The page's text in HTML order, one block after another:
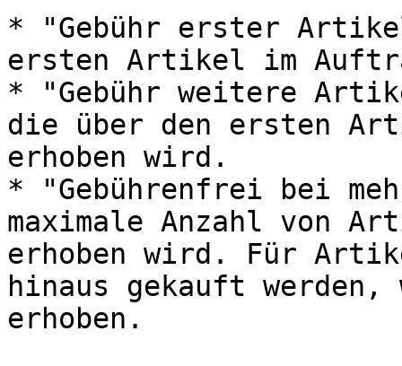
* "Gebühr erster
ersten Artikel im
* "Gebühr weitere
die über den ersten
erhoben wird.
* "Gebührenfrei bei
maximale Anzahl von
erhoben wird. Für
hinaus gekauft
erhoben.